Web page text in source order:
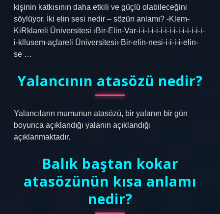
kişinin katkısının daha etkili ve güçlü olabileceğini
söylüyor. İki elin sesi nedir – sözün anlamı? -Klem-
KiRklareli Üniversitesi ›Bir-Elin-Var-i-i-i-i-i-i-i-i-i-i-i-i-i-i-i-
i-kllusem-açlareli Üniversitesi› Bir-elin-nesi-i-i-i-i-elin-
se …
Yalancının atasözü nedir?
Yalancıların mumunun atasözü, bir yalanın bir gün
boyunca açıklandığı yalanın açıklandığı
açıklanmaktadır.
Balık baştan kokar
atasözünün kısa anlamı
nedir?